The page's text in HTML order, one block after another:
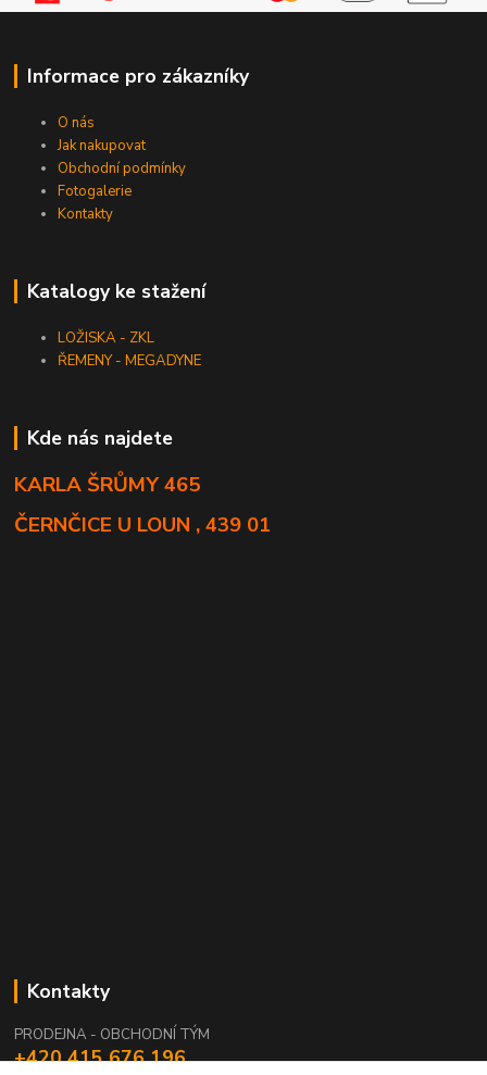
Informace pro zákazníky
O nás
Jak nakupovat
Obchodní podmínky
Fotogalerie
Kontakty
Katalogy ke stažení
LOŽISKA - ZKL
ŘEMENY - MEGADYNE
Kde nás najdete
KARLA ŠRŮMY 465
ČERNČICE U LOUN , 439 01
Kontakty
PRODEJNA - OBCHODNÍ TÝM
+420 415 676 196